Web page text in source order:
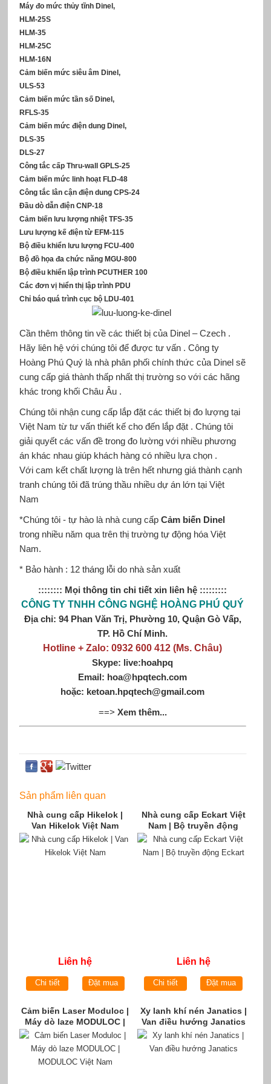
Máy đo mức thủy tĩnh Dinel,
HLM-25S
HLM-35
HLM-25C
HLM-16N
Cảm biến mức siêu âm Dinel,
ULS-53
Cảm biến mức tần số Dinel,
RFLS-35
Cảm biến mức điện dung Dinel,
DLS-35
DLS-27
Công tắc cấp Thru-wall GPLS-25
Cảm biến mức linh hoạt FLD-48
Công tắc lân cận điện dung CPS-24
Đầu dò dẫn điện CNP-18
Cảm biến lưu lượng nhiệt TFS-35
Lưu lượng kế điện từ EFM-115
Bộ điều khiển lưu lượng FCU-400
Bộ đồ họa đa chức năng MGU-800
Bộ điều khiển lập trình PCUTHER 100
Các đơn vị hiển thị lập trình PDU
Chỉ báo quá trình cục bộ LDU-401
Cần thêm thông tin về các thiết bị của Dinel – Czech .
Hãy liên hệ với chúng tôi để được tư vấn . Công ty
Hoàng Phú Quý là nhà phân phối chính thức của Dinel sẽ
cung cấp giá thành thấp nhất thị trường so với các hãng
khác trong khối Châu Âu .
Chúng tôi nhận cung cấp lắp đặt các thiết bị đo lượng tại
Việt Nam từ tư vấn thiết kế cho đến lắp đặt . Chúng tôi
giải quyết các vấn đề trong đo lường với nhiều phương
án khác nhau giúp khách hàng có nhiều lựa chọn .
Với cam kết chất lượng là trên hết nhưng giá thành cạnh
tranh chúng tôi đã trúng thầu nhiều dự án lớn tại Việt
Nam
*Chúng tôi - tự hào là nhà cung cấp Cảm biến Dinel
trong nhiều năm qua trên thị trường tự động hóa Việt
Nam.
* Bảo hành : 12 tháng lỗi do nhà sản xuất
:::::::: Mọi thông tin chi tiết xin liên hệ :::::::::
CÔNG TY TNHH CÔNG NGHỆ HOÀNG PHÚ QUÝ
Địa chỉ: 94 Phan Văn Trị, Phường 10, Quận Gò Vấp,
TP. Hồ Chí Minh.
Hotline + Zalo: 0932 600 412 (Ms. Châu)
Skype: live:hoahpq
Email: hoa@hpqtech.com
hoặc: ketoan.hpqtech@gmail.com
==> Xem thêm...
Sản phẩm liên quan
Nhà cung cấp Hikelok |
Van Hikelok Việt Nam
Liên hệ
Chi tiết Đặt mua
Nhà cung cấp Eckart Việt
Nam | Bộ truyền động
Eckart
Liên hệ
Chi tiết Đặt mua
Cảm biến Laser Moduloc |
Máy dò laze MODULOC |
MODULOC Việt Nam
Xy lanh khí nén Janatics |
Van điều hướng Janatics